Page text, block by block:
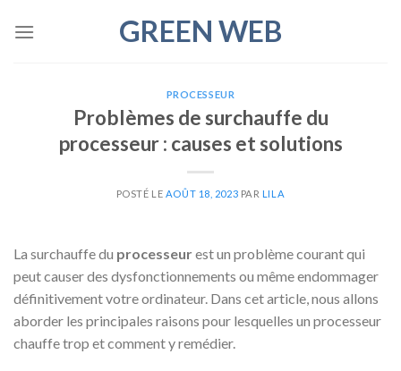
GREEN WEB
PROCESSEUR
Problèmes de surchauffe du
processeur : causes et solutions
POSTÉ LE AOÛT 18, 2023 PAR LILA
La surchauffe du processeurest un problème courant qui
peut causer des dysfonctionnements ou même endommager
définitivement votre ordinateur. Dans cet article, nous allons
aborder les principales raisons pour lesquelles un processeur
chauffe trop et comment y remédier.